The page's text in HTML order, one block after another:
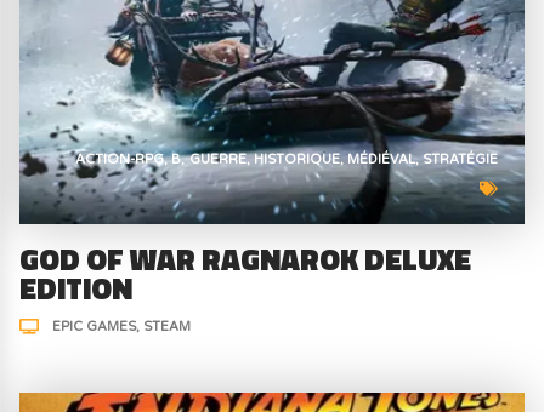
ACTION-RPG B GUERRE HISTORIQUE MÉDIÉVAL STRATÉGIE
GOD OF WAR RAGNAROK DELUXE
EDITION
EPIC GAMES STEAM